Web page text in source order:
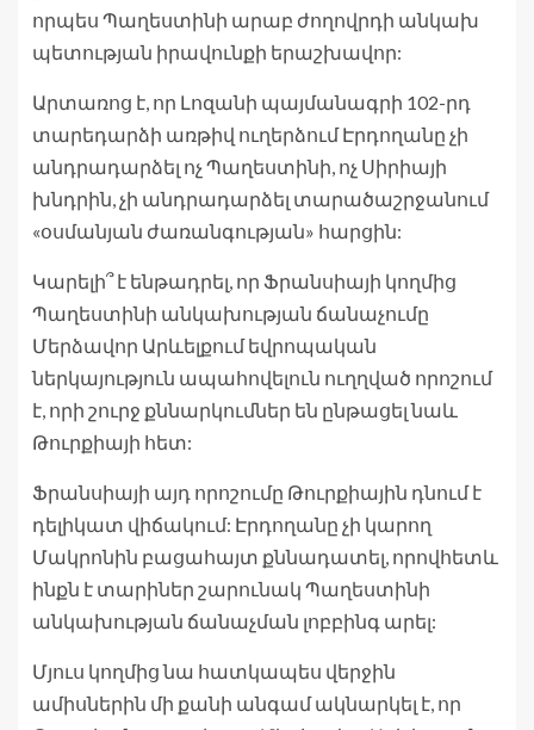
որպես Պաղեստինի արաբ ժողովրդի անկախ
պետության իրավունքի երաշխավոր:
Արտառոց է, որ Լոզանի պայմանագրի 102-րդ
տարեդարձի առթիվ ուղերձում Էրդողանը չի
անդրադարձել ոչ Պաղեստինի, ոչ Սիրիայի
խնդրին, չի անդրադարձել տարածաշրջանում
«օսմանյան ժառանգության» հարցին:
Կարելի՞ է ենթադրել, որ Ֆրանսիայի կողմից
Պաղեստինի անկախության ճանաչումը
Մերձավոր Արևելքում եվրոպական
ներկայություն ապահովելուն ուղղված որոշում
է, որի շուրջ քննարկումներ են ընթացել նաև
Թուրքիայի հետ:
Ֆրանսիայի այդ որոշումը Թուրքիային դնում է
դելիկատ վիճակում: Էրդողանը չի կարող
Մակրոնին բացահայտ քննադատել, որովհետև
ինքն է տարիներ շարունակ Պաղեստինի
անկախության ճանաչման լոբբինգ արել:
Մյուս կողմից նա հատկապես վերջին
ամիսներին մի քանի անգամ ակնարկել է, որ